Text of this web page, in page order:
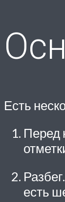
Есть
Перед
есть